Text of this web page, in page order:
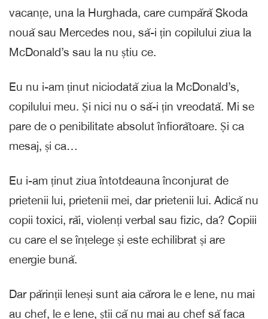
vacanțe, una la Hurghada, care cumpără Skoda
nouă sau Mercedes nou, să-i țin copilului ziua la
McDonald’s sau la nu știu ce.
Eu nu i-am ținut niciodată ziua la McDonald’s,
copilului meu. Și nici nu o să-i țin vreodată. Mi se
pare de o penibilitate absolut înfiorătoare. Și ca
mesaj, și ca…
Eu i-am ținut ziua întotdeauna înconjurat de
prietenii lui, prietenii mei, dar prietenii lui. Adică nu
copii toxici, răi, violenți verbal sau fizic, da? Copiii
cu care el se înțelege și este echilibrat și are
energie bună.
Dar părinții leneși sunt aia cărora le e lene, nu mai
au chef, le e lene, știi că nu mai au chef să faca